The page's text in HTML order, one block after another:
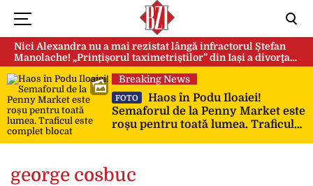
Nici Alexandra nu a mai rezistat lângă infractorul Ștefan
Manolache! „Prințișorul taximetriștilor” din Iași a divorţat
după doi ani de căsnicie
Breaking News
FOTO
Haos în Podu Iloaiei!
Semaforul de la Penny Market este
roșu pentru toată lumea. Traficul
george cosbuc